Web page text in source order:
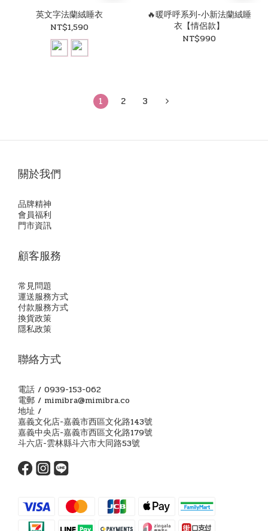
英文字法蘭絨睡衣
NT$1,590
🔥暖呼呼系列-小新法蘭絨睡
衣【情侶款】
NT$990
1 2 3
關於我們
品牌精神
會員福利
門市資訊
顧客服務
常見問題
運送服務方式
付款服務方式
換貨政策
隱私政策
聯絡方式
電話 / 0939-153-062
電郵 / mimibra@mimibra.co
地址 /
嘉義文化店-嘉義市西區文化路143號
嘉義中央店-嘉義市西區文化路179號
斗六店-雲林縣斗六市大同路53號